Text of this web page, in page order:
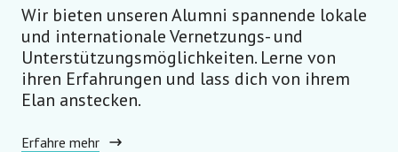
Wir bieten unseren Alumni spannende lokale
und internationale Vernetzungs- und
Unterstützungsmöglichkeiten. Lerne von
ihren Erfahrungen und lass dich von ihrem
Elan anstecken.
Erfahre mehr